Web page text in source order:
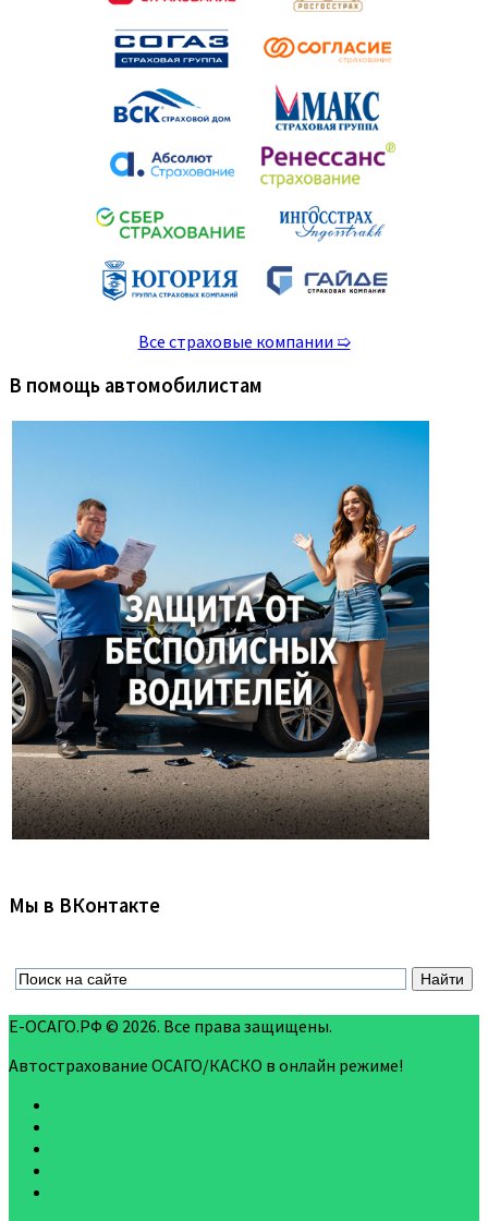
Все страховые компании ➯
В помощь автомобилистам
Мы в ВКонтакте
Е-ОСАГО.РФ © 2026. Все права защищены.
Автострахование ОСАГО/КАСКО в онлайн режиме!